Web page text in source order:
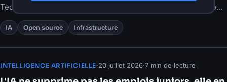
Techniquement ouvert. Matériellement réservé à ceux qui ont
déjà le datacenter.
IA Open source Infrastructure
INTELLIGENCE ARTIFICIELLE·20 juillet 2026·7 min de lecture